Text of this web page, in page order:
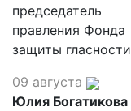
председатель
правления Фонда
защиты гласности
09 августа
Юлия Богатикова